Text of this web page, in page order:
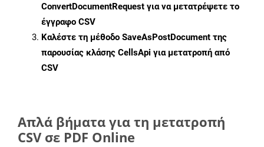
ConvertDocumentRequest για να μετατρέψετε το
έγγραφο CSV
Καλέστε τη μέθοδο SaveAsPostDocument της
παρουσίας κλάσης CellsApi για μετατροπή από
CSV
Απλά βήματα για τη μετατροπή
CSV σε PDF Online